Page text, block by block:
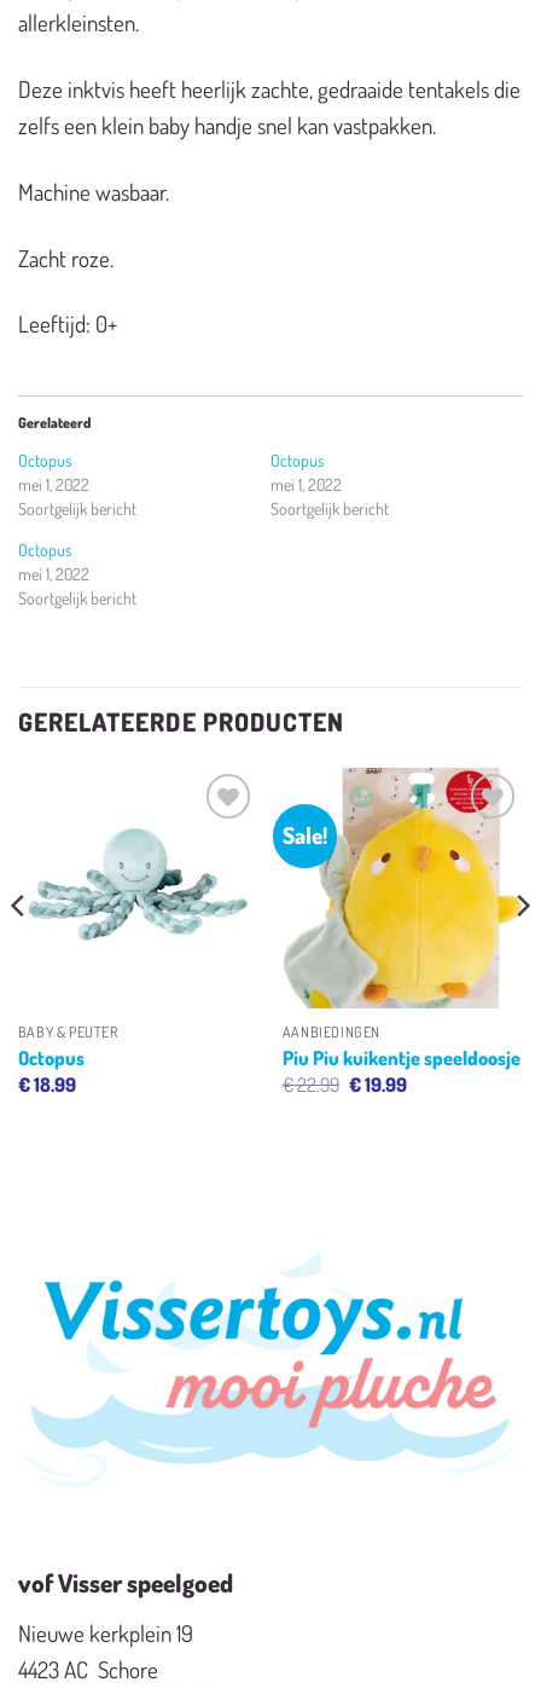
allerkleinsten.
Deze inktvis heeft heerlijk zachte, gedraaide tentakels die
zelfs een klein baby handje snel kan vastpakken.
Machine wasbaar.
Zacht roze.
Leeftijd: 0+
Gerelateerd
Octopus
mei 1, 2022
Soortgelijk bericht
Octopus
mei 1, 2022
Soortgelijk bericht
Octopus
mei 1, 2022
Soortgelijk bericht
GERELATEERDE PRODUCTEN
verlanglijst
BABY & PEUTER
Octopus
€18.99
Sale!
Toevoegen
aan
verlanglijst
AANBIEDINGEN
Piu Piu kuikentje speeldoosje
€22.99 Oorspronkelijke
€19.99Huidige
vof Visser speelgoed
Nieuwe kerkplein 19
4423 AC Schore